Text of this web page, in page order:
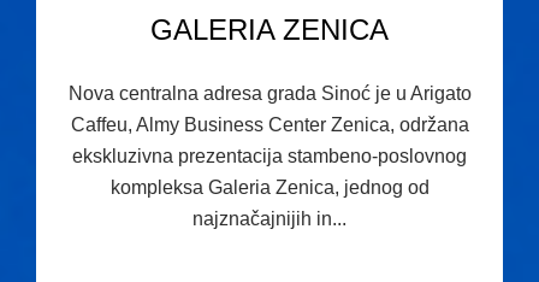
GALERIA ZENICA
Nova centralna adresa grada Sinoć je u Arigato
Caffeu, Almy Business Center Zenica, održana
ekskluzivna prezentacija stambeno-poslovnog
kompleksa Galeria Zenica, jednog od
najznačajnijih in...